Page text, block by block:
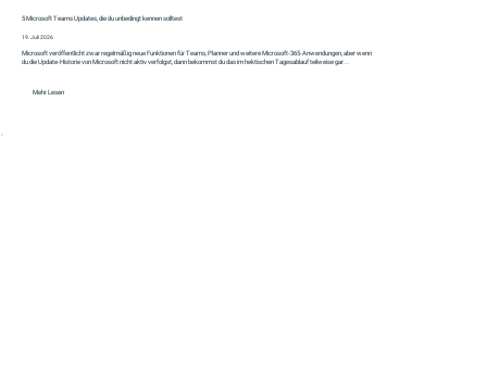
5 Microsoft Teams Updates, die du unbedingt kennen solltest
19. Juli 2026
Microsoft veröffentlicht zwar regelmäßig neue Funktionen für Teams, Planner und weitere Microsoft-365-Anwendungen, aber wenn
du die Update-Historie von Microsoft nicht aktiv verfolgst, dann bekommst du das im hektischen Tagesablauf teilweise gar...
Mehr Lesen